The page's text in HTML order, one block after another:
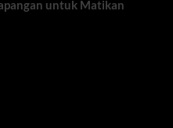
untuk Matikan